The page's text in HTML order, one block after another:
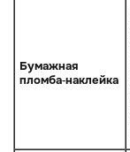
Бумажная
пломба-наклейка